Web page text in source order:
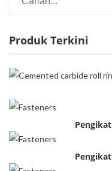
Produk Terkini
Pengikat
Pengikat